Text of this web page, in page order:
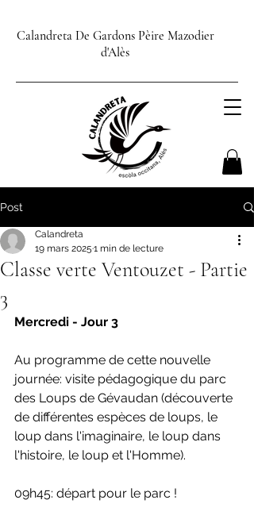
Calandreta De Gardons Pèire Mazodier
d'Alès
Post
Classe verte Ventouzet - Partie
3
Calandreta
19 mars 2025 1 min de lecture
Mercredi - Jour 3
Au programme de cette nouvelle
journée: visite pédagogique du parc
des Loups de Gévaudan (découverte
de différentes espèces de loups, le
loup dans l'imaginaire, le loup dans
l'histoire, le loup et l'Homme).
09h45: départ pour le parc !